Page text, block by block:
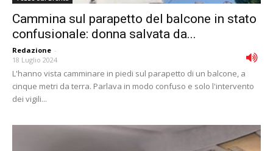
Cammina sul parapetto del balcone in stato
confusionale: donna salvata da...
Redazione -
18 Luglio 2024
L'hanno vista camminare in piedi sul parapetto di un balcone, a
cinque metri da terra. Parlava in modo confuso e solo l'intervento
dei vigili...